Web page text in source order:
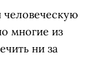
многие из
ни за